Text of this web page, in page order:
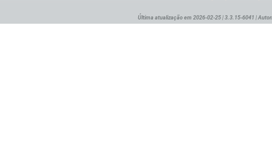
Última atualização em 2026-02-25 | 3.3.15-6041 |